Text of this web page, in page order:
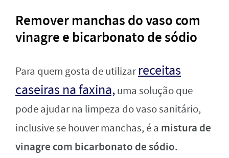
Remover manchas do vaso com
vinagre e bicarbonato de sódio
Para quem gosta de utilizarreceitas
caseiras na faxina,uma solução que
pode ajudar na limpeza do vaso sanitário,
inclusive se houver manchas, é a mistura de
vinagre com bicarbonato de sódio.